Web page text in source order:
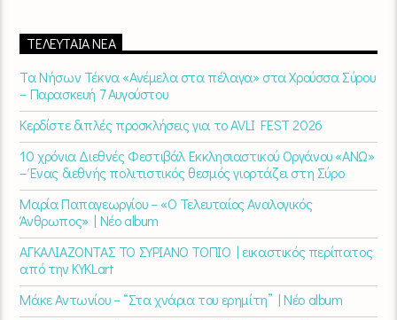
ΤΕΛΕΥΤΑΊΑ ΝΈΑ
Τα Νήσων Τέκνα «Ανέμελα στα πέλαγα» στα Χρούσσα Σύρου
– Παρασκευή 7 Αυγούστου
Κερδίστε διπλές προσκλήσεις για το AVLI FEST 2026
10 χρόνια Διεθνές Φεστιβάλ Εκκλησιαστικού Οργάνου «ΑΝΩ»
– Ένας διεθνής πολιτιστικός θεσμός γιορτάζει στη Σύρο​
Μαρία Παπαγεωργίου – «Ο Τελευταίος Αναλογικός
Άνθρωπος» | Νέο album
ΑΓΚΑΛΙΑΖΟΝΤΑΣ ΤΟ ΣΥΡΙΑΝΟ ΤΟΠΙΟ | εικαστικός περίπατος
από την KYKLart
Μάκε Αντωνίου – “Στα χνάρια του ερημίτη” | Νέο album